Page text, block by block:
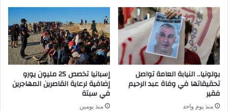
بولونيا.. النيابة العامة تواصل
تحقيقاتها في وفاة عبد الرحيم
فقير
منذ يوم واحد
إسبانيا تخصص 25 مليون يورو
إضافية لرعاية القاصرين المهاجرين
في سبتة
منذ يومين